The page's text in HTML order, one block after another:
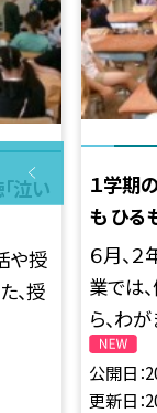
泣い
や授
、授
１学期
も ひる
６月、
業では
ら、わ
公開日
更新日